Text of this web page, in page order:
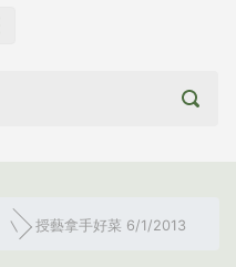
授藝拿手好菜 6/1/2013